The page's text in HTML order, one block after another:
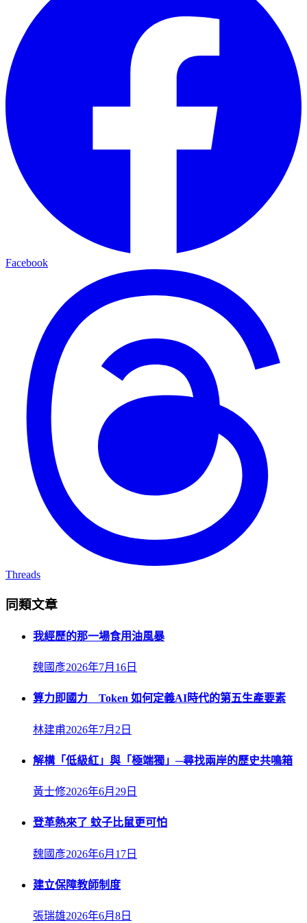
Facebook
Threads
同類文章
我經歷的那一場食用油風暴
魏國彥2026年7月16日
算力即國力 Token 如何定義AI時代的第五生產要素
林建甫2026年7月2日
解構「低級紅」與「極端獨」─尋找兩岸的歷史共鳴箱
黃士修2026年6月29日
登革熱來了 蚊子比鼠更可怕
魏國彥2026年6月17日
建立保障教師制度
張瑞雄2026年6月8日